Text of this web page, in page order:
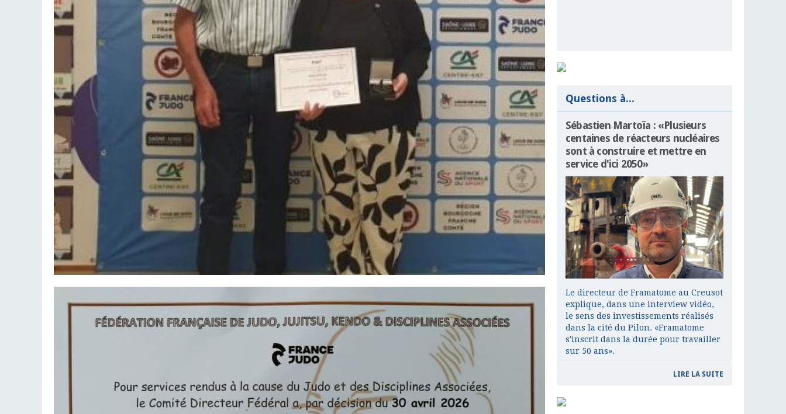
Questions à...
Sébastien Martoïa : «Plusieurs
centaines de réacteurs nucléaires
sont à construire et mettre en
service d'ici 2050»
Le directeur de Framatome au Creusot
explique, dans une interview vidéo,
le sens des investissements réalisés
dans la cité du Pilon. «Framatome
s'inscrit dans la durée pour travailler
sur 50 ans».
LIRE LA SUITE